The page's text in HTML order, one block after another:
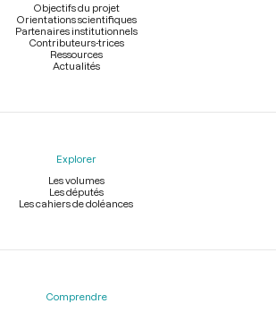
Objectifs du projet
Orientations scientifiques
Partenaires institutionnels
Contributeurs-trices
Ressources
Actualités
Explorer
Les volumes
Les députés
Les cahiers de doléances
Comprendre